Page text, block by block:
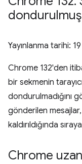
Yayınlanma tarihi:
Chrome 132'den
bir sekmenin
dondurulmadığını
gönderilen
kaldırıldığında
Chrome